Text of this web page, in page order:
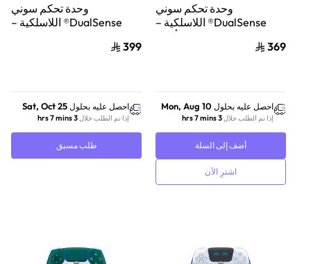
وحدة تحكم سوني
DualSense® اللاسلكية –
أسود
369
احصل عليه بحلول Mon, Aug 10
إذا تم الطلب خلال3 hrs 7 mins
أضف إلى السلة
اشترِ الآن
وحدة تحكم سوني
DualSense® اللاسلكية –
السنوية الـ20 (إصدار محدود)
399
احصل عليه بحلول Sat, Oct 25
إذا تم الطلب خلال3 hrs 7 mins
طلب مسبق